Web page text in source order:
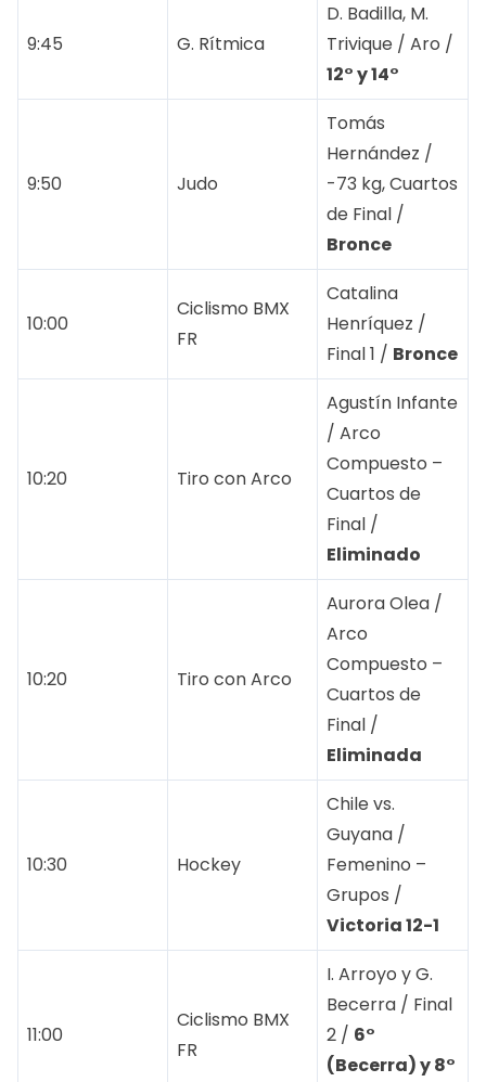
9:45 G. Rítmica
D. Badilla, M.
Trivique / Aro /
12° y 14°
9:50 Judo
Tomás
Hernández /
-73 kg, Cuartos
de Final /
Bronce
10:00
Ciclismo BMX
FR
Catalina
Henríquez /
Final 1 / Bronce
10:20 Tiro con Arco
Agustín Infante
/ Arco
Compuesto –
Cuartos de
Final /
Eliminado
10:20 Tiro con Arco
Aurora Olea /
Arco
Compuesto –
Cuartos de
Final /
Eliminada
10:30 Hockey
Chile vs.
Guyana /
Femenino –
Grupos /
Victoria 12-1
11:00
Ciclismo BMX
FR
I. Arroyo y G.
Becerra / Final
2 / 6°
(Becerra) y 8°